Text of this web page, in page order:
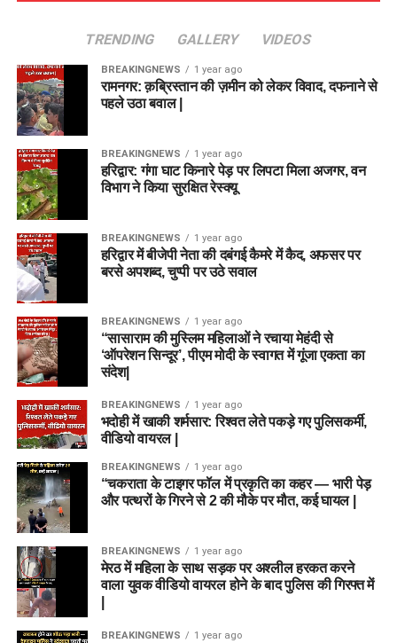
TRENDING GALLERY VIDEOS
BREAKINGNEWS 1 year ago
रामनगर: क़ब्रिस्तान की ज़मीन को लेकर विवाद, दफनाने से
पहले उठा बवाल |
BREAKINGNEWS 1 year ago
हरिद्वार: गंगा घाट किनारे पेड़ पर लिपटा मिला अजगर, वन
विभाग ने किया सुरक्षित रेस्क्यू
BREAKINGNEWS 1 year ago
हरिद्वार में बीजेपी नेता की दबंगई कैमरे में कैद, अफसर पर
बरसे अपशब्द, चुप्पी पर उठे सवाल
BREAKINGNEWS 1 year ago
“सासाराम की मुस्लिम महिलाओं ने रचाया मेहंदी से
‘ऑपरेशन सिन्दूर’, पीएम मोदी के स्वागत में गूंजा एकता का
संदेश|
BREAKINGNEWS 1 year ago
भदोही में खाकी शर्मसार: रिश्वत लेते पकड़े गए पुलिसकर्मी,
वीडियो वायरल |
BREAKINGNEWS 1 year ago
“चकराता के टाइगर फॉल में प्रकृति का कहर — भारी पेड़
और पत्थरों के गिरने से 2 की मौके पर मौत, कई घायल |
BREAKINGNEWS 1 year ago
मेरठ में महिला के साथ सड़क पर अश्लील हरकत करने
वाला युवक वीडियो वायरल होने के बाद पुलिस की गिरफ्त में
BREAKINGNEWS 1 year ago